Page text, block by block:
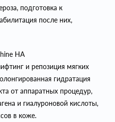
подготовка к
после них,
HA
и репозиция мягких
гидратация
от аппаратных процедур,
и гиалуроновой кислоты,
в коже.